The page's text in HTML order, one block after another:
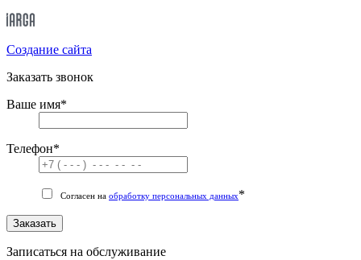
Cоздание сайта
Заказать звонок
Ваше имя*
Телефон*
Согласен на обработку персональных данных*
Заказать
Записаться на обслуживание